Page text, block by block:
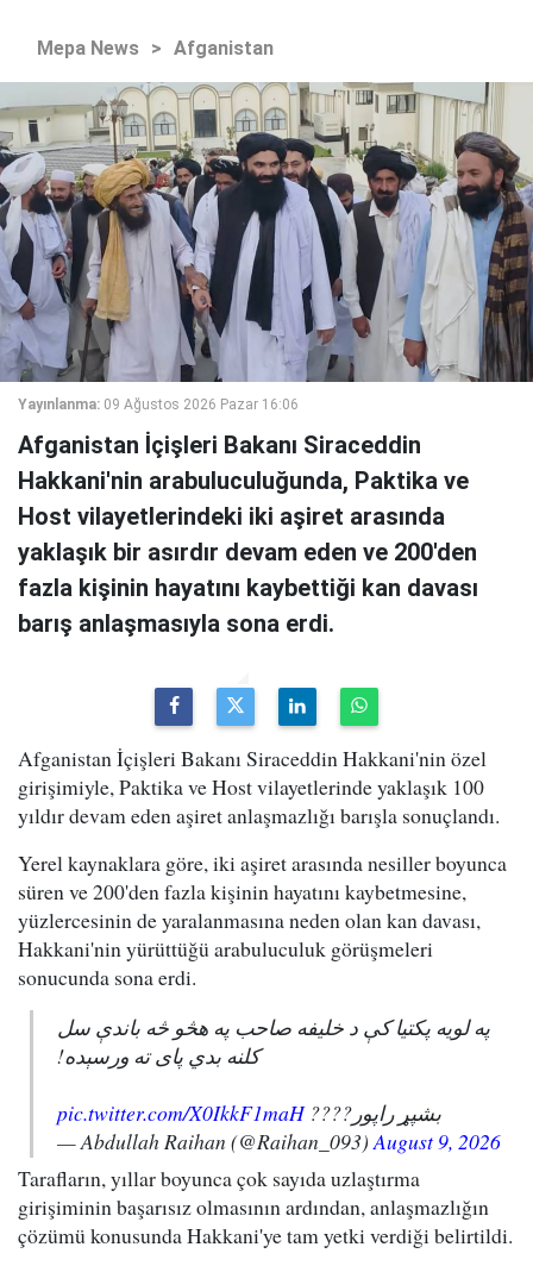
Mepa News > Afganistan
Yayınlanma: 09 Ağustos 2026 Pazar 16:06
Afganistan İçişleri Bakanı Siraceddin
Hakkani'nin arabuluculuğunda, Paktika ve
Host vilayetlerindeki iki aşiret arasında
yaklaşık bir asırdır devam eden ve 200'den
fazla kişinin hayatını kaybettiği kan davası
barış anlaşmasıyla sona erdi.
Afganistan İçişleri Bakanı Siraceddin Hakkani'nin özel
girişimiyle, Paktika ve Host vilayetlerinde yaklaşık 100
yıldır devam eden aşiret anlaşmazlığı barışla sonuçlandı.
Yerel kaynaklara göre, iki aşiret arasında nesiller boyunca
süren ve 200'den fazla kişinin hayatını kaybetmesine,
yüzlercesinin de yaralanmasına neden olan kan davası,
Hakkani'nin yürüttüğü arabuluculuk görüşmeleri
sonucunda sona erdi.
په لویه پکتیا کې د خلیفه صاحب په هڅو څه باندې سل
کلنه بدي پای ته ورسېده!
بشپړ راپور????pic.twitter.com/X0IkkF1maH
— Abdullah Raihan (@Raihan_093) August 9, 2026
Tarafların, yıllar boyunca çok sayıda uzlaştırma
girişiminin başarısız olmasının ardından, anlaşmazlığın
çözümü konusunda Hakkani'ye tam yetki verdiği belirtildi.